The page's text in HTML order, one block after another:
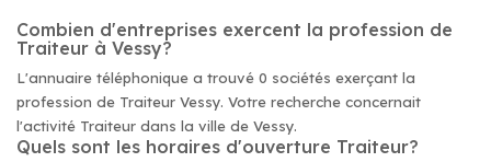
Combien d'entreprises exercent la profession de
Traiteur à Vessy?
L'annuaire téléphonique a trouvé 0 sociétés exerçant la
profession de Traiteur Vessy. Votre recherche concernait
l'activité Traiteur dans la ville de Vessy.
Quels sont les horaires d'ouverture Traiteur?